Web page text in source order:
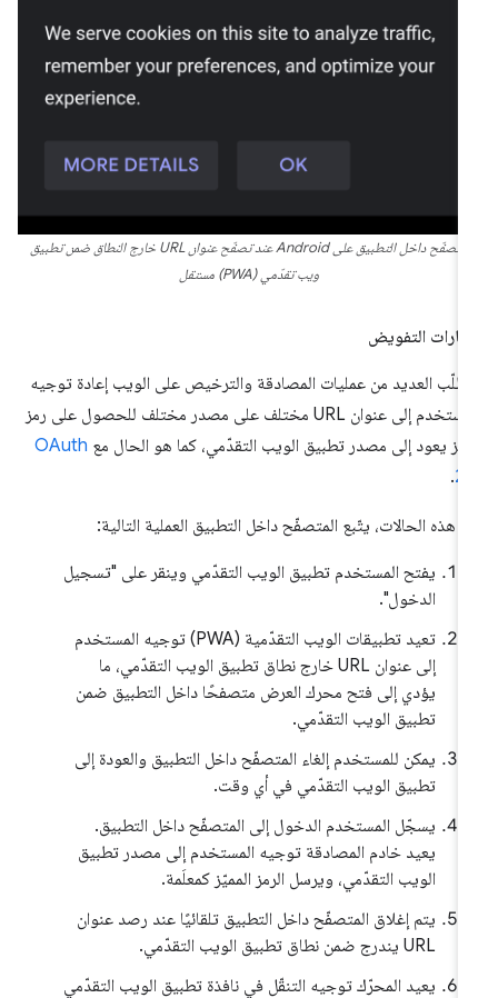
متصفّح داخل التطبيق على Android عند تصفّح عنوان URL خارج النطاق ضمن تطبيق
ويب تقدّمي (PWA) مستقل
التفويض
العديد من عمليات المصادقة والترخيص على الويب إعادة توجيه
المستخدم إلى عنوان URL مختلف على مصدر مختلف للحصول على رمز
يعود إلى مصدر تطبيق الويب التقدّمي، كما هو الحال مع OAuth
هذه الحالات، يتّبع المتصفّح داخل التطبيق العملية التالية:
يفتح المستخدم تطبيق الويب التقدّمي وينقر على "تسجيل
الدخول".
تعيد تطبيقات الويب التقدّمية (PWA) توجيه المستخدم
إلى عنوان URL خارج نطاق تطبيق الويب التقدّمي، ما
يؤدي إلى فتح محرك العرض متصفحًا داخل التطبيق ضمن
تطبيق الويب التقدّمي.
يمكن للمستخدم إلغاء المتصفّح داخل التطبيق والعودة إلى
تطبيق الويب التقدّمي في أي وقت.
يسجّل المستخدم الدخول إلى المتصفّح داخل التطبيق.
يعيد خادم المصادقة توجيه المستخدم إلى مصدر تطبيق
الويب التقدّمي، ويرسل الرمز المميّز كمعلَمة.
يتم إغلاق المتصفّح داخل التطبيق تلقائيًا عند رصد عنوان
URL يندرج ضمن نطاق تطبيق الويب التقدّمي.
يعيد المحرّك توجيه التنقّل في نافذة تطبيق الويب التقدّمي